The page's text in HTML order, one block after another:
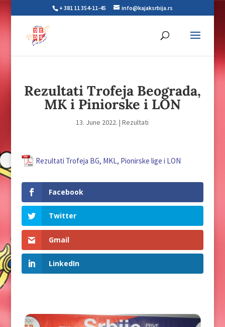
+ 381 11 354-11-45 info@kajaksrbija.rs
Rezultati Trofeja Beograda,
MK i Piniorske i LON
13. June 2022. |Rezultati
Rezultati Trofeja BG, MKL, Pionirske lige i LON
Facebook
Twitter
Gmail
LinkedIn